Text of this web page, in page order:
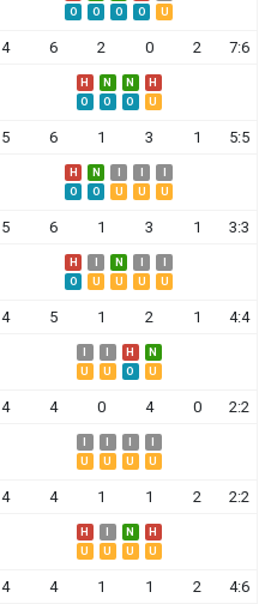
O
O O O U
4 6 2 0 2 7:6
H N N
H
O
O O U
5 6 1 3 1 5:5
H N
O
O U U U
5 6 1 3 1 3:3
H N
O
U U U U
4 5 1 2 1 4:4
H
N
U
U O U
4 4 0 4 0 2:2
U
U U U
4 4 1 1 2 2:2
H N
H
U
U U U
4 4 1 1 2 4:6